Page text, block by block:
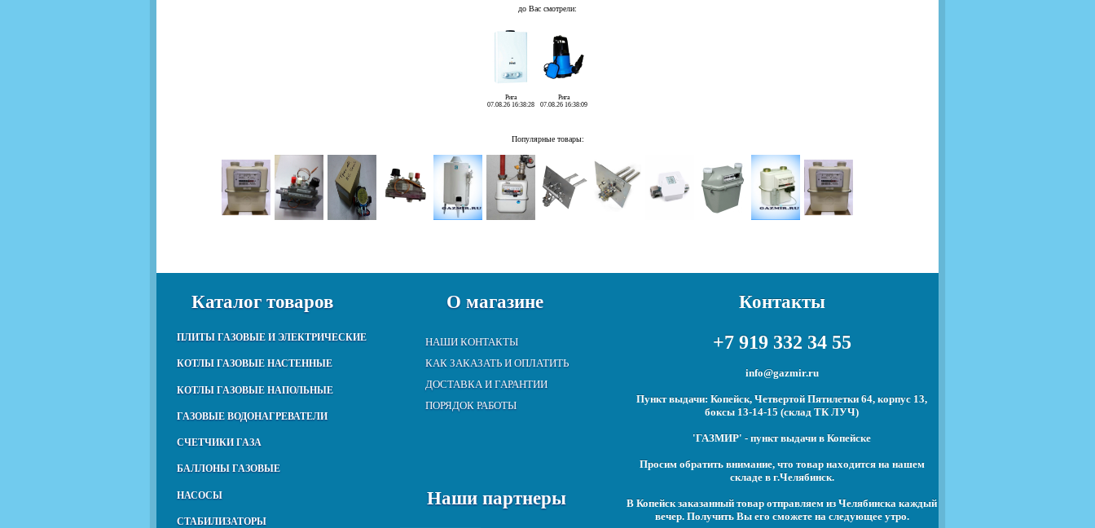
до Вас смотрели:
Рига
07.08.26 16:38:28
Рига
07.08.26 16:38:09
Популярные товары:
Каталог товаров
ПЛИТЫ ГАЗОВЫЕ И ЭЛЕКТРИЧЕСКИЕ
КОТЛЫ ГАЗОВЫЕ НАСТЕННЫЕ
КОТЛЫ ГАЗОВЫЕ НАПОЛЬНЫЕ
ГАЗОВЫЕ ВОДОНАГРЕВАТЕЛИ
СЧЕТЧИКИ ГАЗА
БАЛЛОНЫ ГАЗОВЫЕ
НАСОСЫ
СТАБИЛИЗАТОРЫ
О магазине
НАШИ КОНТАКТЫ
КАК ЗАКАЗАТЬ И ОПЛАТИТЬ
ДОСТАВКА И ГАРАНТИИ
ПОРЯДОК РАБОТЫ
Наши партнеры
Контакты
+7 919 332 34 55
info@gazmir.ru
Пункт выдачи: Копейск, Четвертой Пятилетки 64, корпус 13,
боксы 13-14-15 (склад ТК ЛУЧ)
'ГАЗМИР' - пункт выдачи в Копейске
Просим обратить внимание, что товар находится на нашем
складе в г.Челябинск.
В Копейск заказанный товар отправляем из Челябинска каждый
вечер. Получить Вы его сможете на следующее утро.